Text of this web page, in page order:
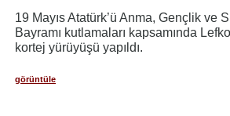
19 Mayıs Atatürk’ü Anma, Gençlik ve
Bayramı kutlamaları kapsamında
kortej yürüyüşü yapıldı.
görüntüle